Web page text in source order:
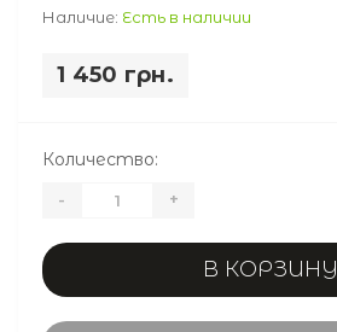
Наличие: Есть в наличии
1 450 грн.
Количество:
- +
В КОРЗИНУ